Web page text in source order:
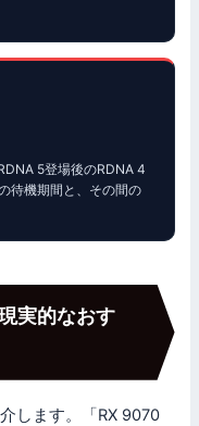
5登場後のRDNA 4
待機期間と、その間の
実的なおす
します。「RX 9070